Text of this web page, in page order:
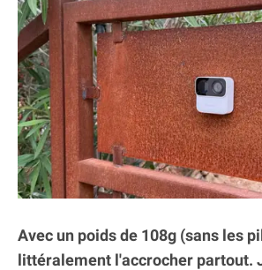
Avec un poids de 108g (sans les
littéralement l'accrocher partout.